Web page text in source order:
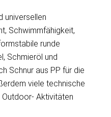
universellen
Schwimmfähigkeit,
runde
Schmieröl und
Schnur aus PP für die
viele technische
Aktivitäten